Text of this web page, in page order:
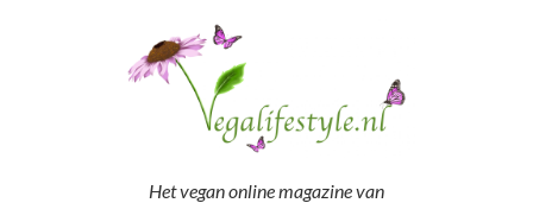
Het vegan online magazine van